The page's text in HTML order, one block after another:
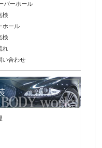
バーホール
検
ホール
検
れ
い合わせ